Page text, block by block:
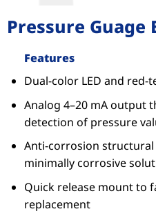
Pressure Guage
Features
Dual-color LED and red-
Analog 4–20 mA output
detection of pressure
Anti-corrosion
minimally corrosive
Quick release mount to
replacement